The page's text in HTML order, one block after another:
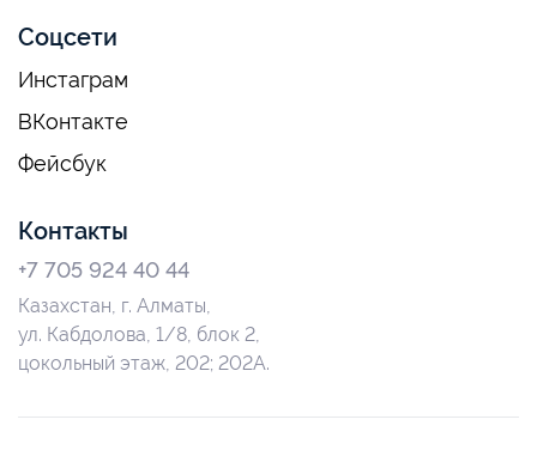
Соцсети
Инстаграм
ВКонтакте
Фейсбук
Контакты
+7 705 924 40 44
Казахстан, г. Алматы,
ул. Кабдолова, 1/8, блок 2,
цокольный этаж, 202; 202А.